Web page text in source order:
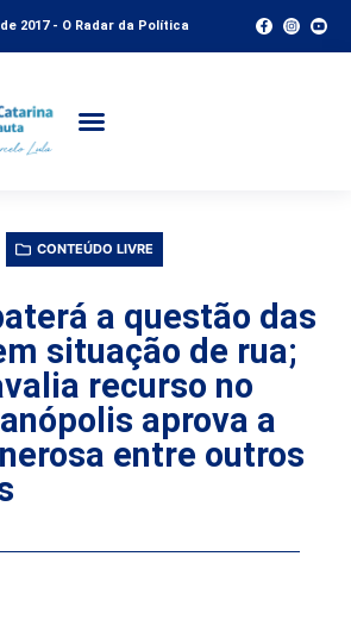
2017 - O Radar da Política
CONTEÚDO LIVRE
a questão das
situação de rua;
recurso no
aprova a
entre outros